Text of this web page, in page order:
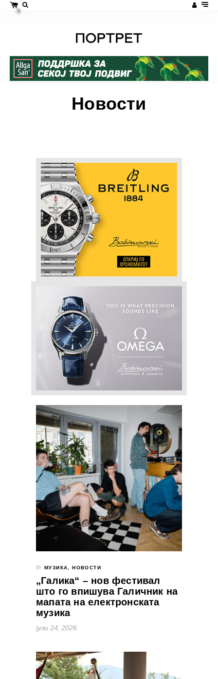
0
Новости
In МУЗИКА, НОВОСТИ
„Галика“ – нов фестивал
што го впишува Галичник на
мапата на електронската
музика
јули 24, 2026